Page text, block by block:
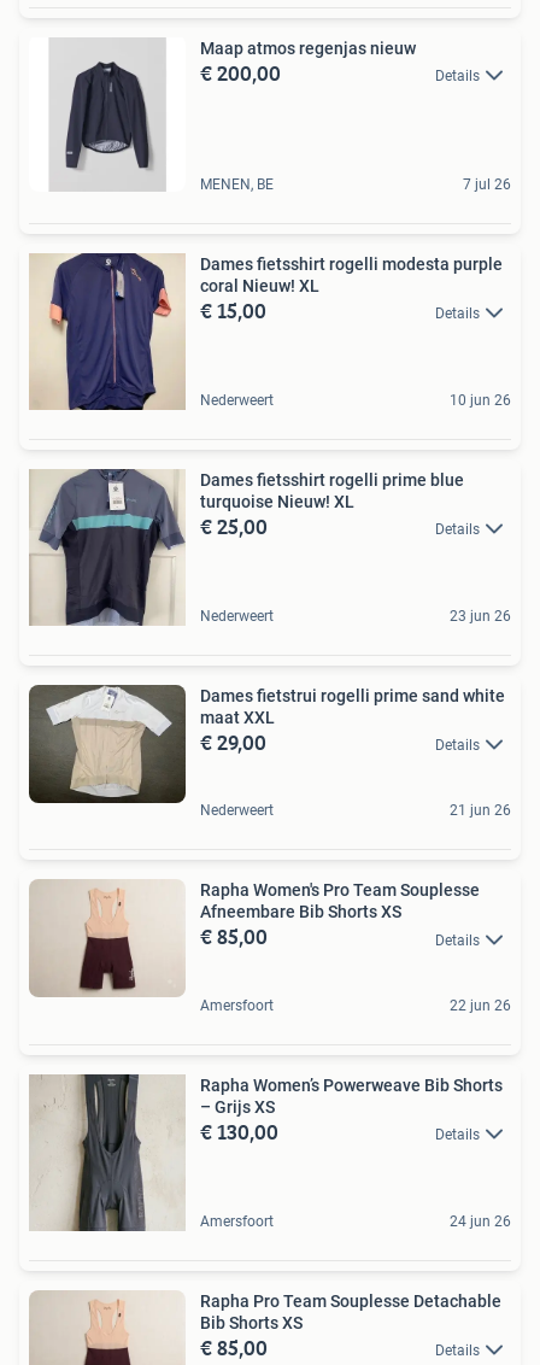
Maap atmos regenjas nieuw
€ 200,00 Details
MENEN, BE 7 jul 26
Dames fietsshirt rogelli modesta purple
coral Nieuw! XL
€ 15,00 Details
Nederweert 10 jun 26
Dames fietsshirt rogelli prime blue
turquoise Nieuw! XL
€ 25,00 Details
Nederweert 23 jun 26
Dames fietstrui rogelli prime sand white
maat XXL
€ 29,00 Details
Nederweert 21 jun 26
Rapha Women's Pro Team Souplesse
Afneembare Bib Shorts XS
€ 85,00 Details
Amersfoort 22 jun 26
Rapha Women’s Powerweave Bib Shorts
– Grijs XS
€ 130,00 Details
Amersfoort 24 jun 26
Rapha Pro Team Souplesse Detachable
Bib Shorts XS
€ 85,00 Details